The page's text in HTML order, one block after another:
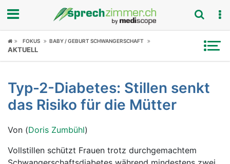
Fokus
Symptome
FOKUS BABY / GEBURT SCHWANGERSCHAFT
AKTUELL
Typ-2-Diabetes: Stillen senkt
das Risiko für die Mütter
Von (Doris Zumbühl)
Vollstillen schützt Frauen trotz durchgemachtem